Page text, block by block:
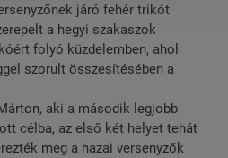
járó fehér trikót
a hegyi szakaszok
folyó küzdelemben, ahol
szorult összesítésében a
aki a második legjobb
célba, az első két helyet tehát
meg a hazai versenyzők